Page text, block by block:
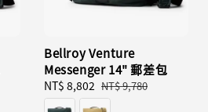
Bellroy Venture
Messenger 14" 郵差包
Sale
price
NT$ 8,802 Regular
price
NT$ 9,780